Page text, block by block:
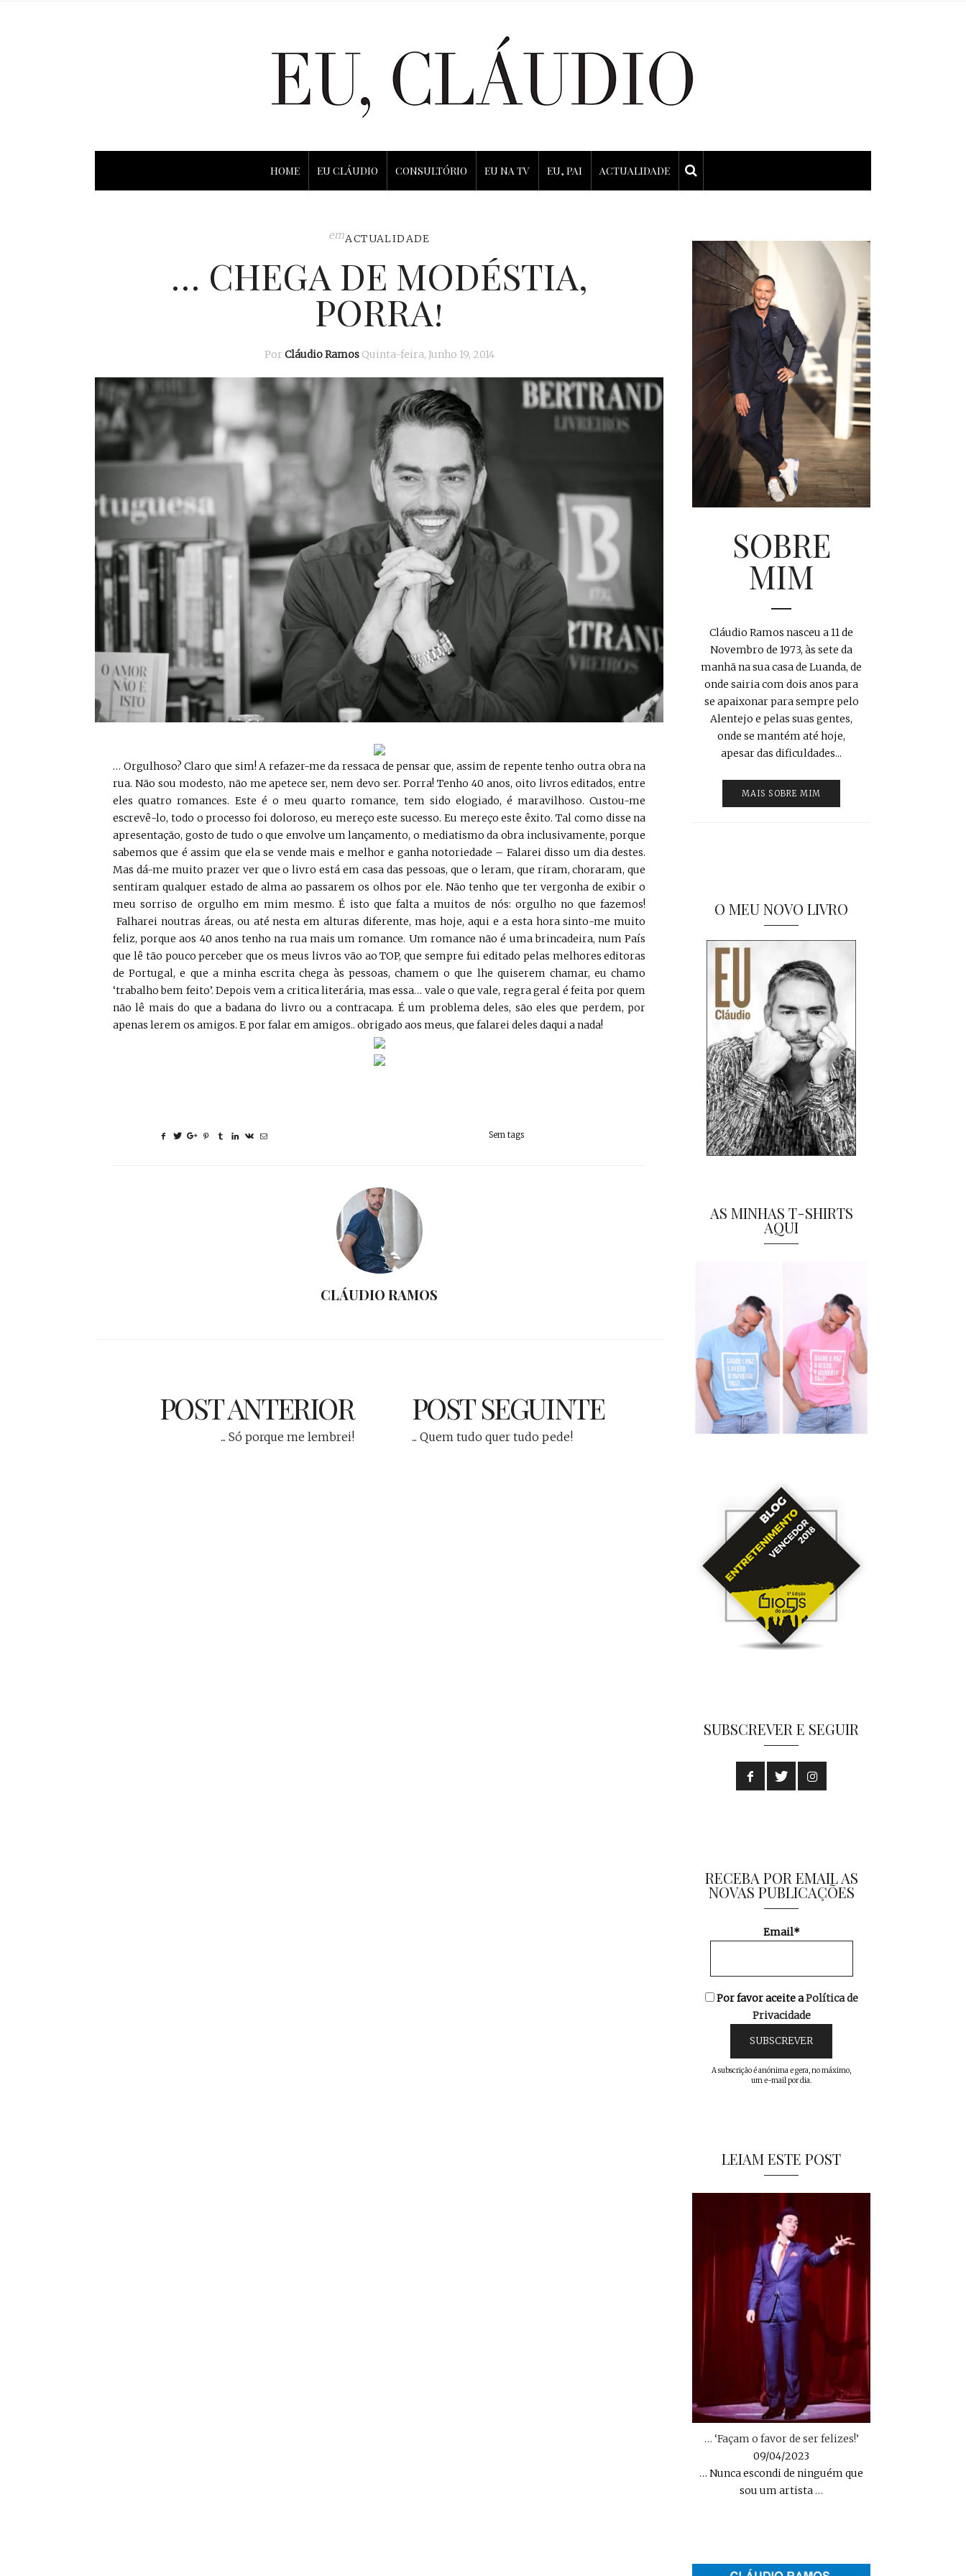
HOME EU CLÁUDIO CONSULTÓRIO EU NA TV EU, PAI ACTUALIDADE
emACTUALIDADE
… CHEGA DE MODÉSTIA,
PORRA!
Por Cláudio Ramos Quinta-feira, Junho 19, 2014
… Orgulhoso? Claro que sim! A refazer-me da ressaca de pensar que, assim de repente tenho outra obra na
rua. Não sou modesto, não me apetece ser, nem devo ser. Porra! Tenho 40 anos, oito livros editados, entre
eles quatro romances. Este é o meu quarto romance, tem sido elogiado, é maravilhoso. Custou-me
escrevê-lo, todo o processo foi doloroso, eu mereço este sucesso. Eu mereço este êxito. Tal como disse na
apresentação, gosto de tudo o que envolve um lançamento, o mediatismo da obra inclusivamente, porque
sabemos que é assim que ela se vende mais e melhor e ganha notoriedade – Falarei disso um dia destes.
Mas dá-me muito prazer ver que o livro está em casa das pessoas, que o leram, que riram, choraram, que
sentiram qualquer estado de alma ao passarem os olhos por ele. Não tenho que ter vergonha de exibir o
meu sorriso de orgulho em mim mesmo. É isto que falta a muitos de nós: orgulho no que fazemos!
Falharei noutras áreas, ou até nesta em alturas diferente, mas hoje, aqui e a esta hora sinto-me muito
feliz, porque aos 40 anos tenho na rua mais um romance. Um romance não é uma brincadeira, num País
que lê tão pouco perceber que os meus livros vão ao TOP, que sempre fui editado pelas melhores editoras
de Portugal, e que a minha escrita chega às pessoas, chamem o que lhe quiserem chamar, eu chamo
‘trabalho bem feito’. Depois vem a critica literária, mas essa… vale o que vale, regra geral é feita por quem
não lê mais do que a badana do livro ou a contracapa. É um problema deles, são eles que perdem, por
apenas lerem os amigos. E por falar em amigos.. obrigado aos meus, que falarei deles daqui a nada!
Sem tags
CLÁUDIO RAMOS
POST ANTERIOR
... Só porque me lembrei!
POST SEGUINTE
... Quem tudo quer tudo pede!
SOBRE
MIM
Cláudio Ramos nasceu a 11 de
Novembro de 1973, às sete da
manhã na sua casa de Luanda, de
onde sairia com dois anos para
se apaixonar para sempre pelo
Alentejo e pelas suas gentes,
onde se mantém até hoje,
apesar das dificuldades...
MAIS SOBRE MIM
O MEU NOVO LIVRO
AS MINHAS T-SHIRTS
AQUI
SUBSCREVER E SEGUIR
RECEBA POR EMAIL AS
NOVAS PUBLICAÇÕES
Email*
Por favor aceite aPolítica de
Privacidade
A subscrição é anónima e gera, no máximo,
um e-mail por dia.
LEIAM ESTE POST
… ‘Façam o favor de ser felizes!’
09/04/2023
… Nunca escondi de ninguém que
sou um artista…